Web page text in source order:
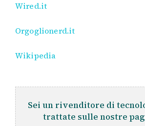
Wired.it
Orgoglionerd.it
Wikipedia
Sei un rivenditore di
trattate sulle nostre